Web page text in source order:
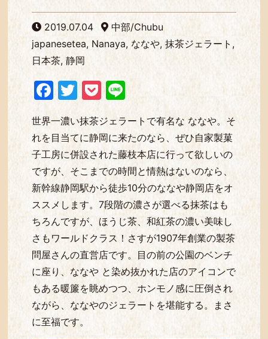
2019.07.04
中部/Chubu
japanesetea, Nanaya, ななや, 抹茶ジェラート,
日本茶, 静岡
Facebook
Twitter
Pocket
Line
世界一濃い抹茶ジェラートで有名な ななや。そ
れを目当てに静岡に来たのなら、ぜひ自家製菓
子工房に併設された藤枝本店に行って欲しいの
ですが、そこまでの時間と情熱はないのなら、
新幹線静岡駅から徒歩10分のななや静岡店をオ
ススメします。7段階の濃さが選べる抹茶はも
ちろんですが、ほうじ茶、和紅茶の濃い美味し
さもワールドクラス！さすが1907年創業の製茶
問屋さんの直営店です。目の前の公園のベンチ
に座り、ななや と染め抜かれた店のアイコンで
もある暖簾を眺めつつ、ホンモノ感に圧倒され
ながら、ななやのジェラートを堪能する。まさ
に至福です。